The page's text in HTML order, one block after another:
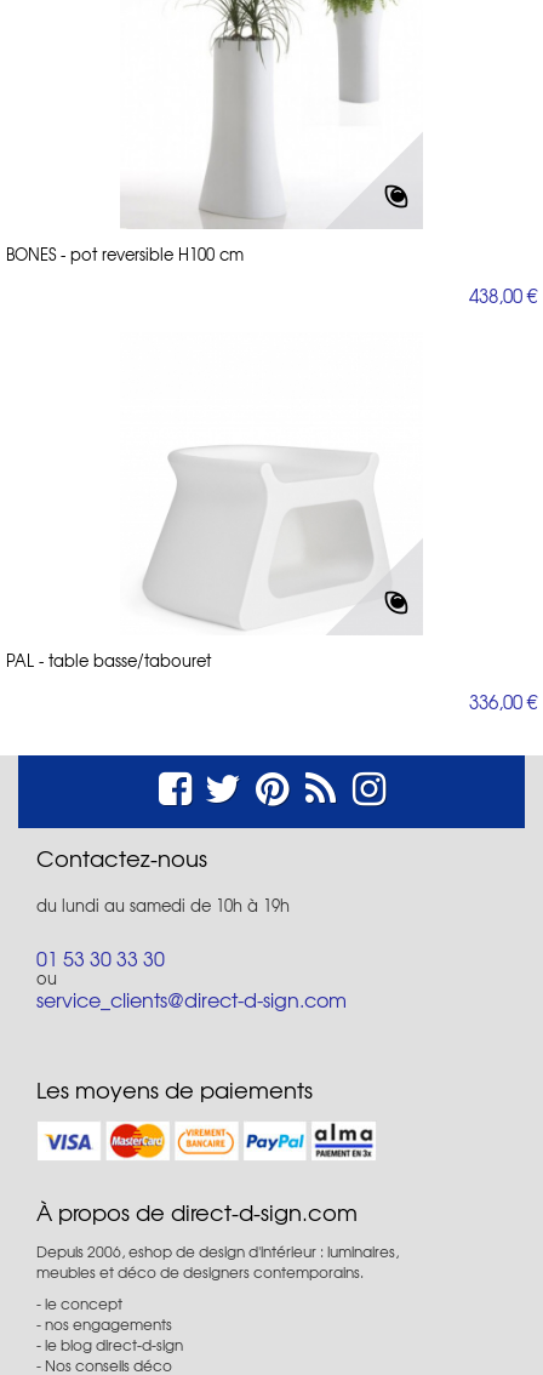
BONES - pot reversible H100 cm
438,00 €
PAL - table basse/tabouret
336,00 €
Contactez-nous
du lundi au samedi de 10h à 19h
01 53 30 33 30
ou
service_clients@direct-d-sign.com
Les moyens de paiements
À propos de direct-d-sign.com
Depuis 2006, eshop de design d'intérieur : luminaires,
meubles et déco de designers contemporains.
le concept
nos engagements
le blog direct-d-sign
Nos conseils déco